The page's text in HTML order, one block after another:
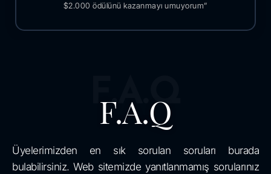
$2.000 ödülünü kazanmayı umuyorum”
F.A.Q
F.A.Q
Üyelerimizden en sık sorulan soruları burada
bulabilirsiniz. Web sitemizde yanıtlanmamış sorularınız